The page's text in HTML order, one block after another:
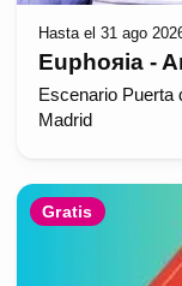
Hasta el 31 ago
Euphoяia -
Escenario Puerta
Madrid
Gratis